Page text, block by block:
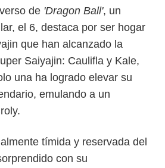
de 'Dragon Ball', un
el 6, destaca por ser hogar
que han alcanzado la
Saiyajin: Caulifla y Kale,
una ha logrado elevar su
emulando a un
tímida y reservada del
con su
Crunchyroll